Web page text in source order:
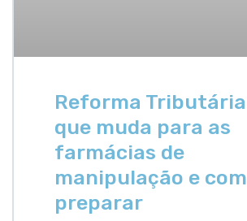
Reforma
que muda para as
farmácias de
manipulação e
preparar